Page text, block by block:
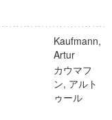
Kaufmann,
Artur
カウマフ
ン, アルト
ゥール